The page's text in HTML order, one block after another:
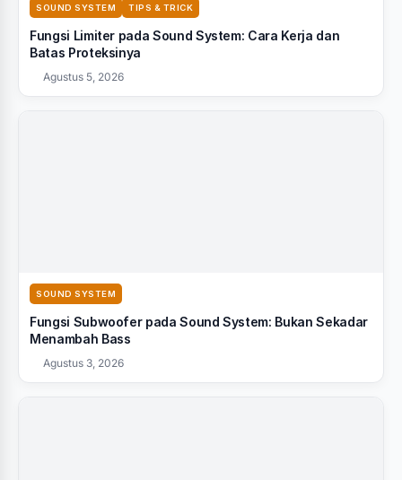
SOUND SYSTEM TIPS & TRICK
Fungsi Limiter pada Sound System: Cara Kerja dan
Batas Proteksinya
Agustus 5, 2026
SOUND SYSTEM
Fungsi Subwoofer pada Sound System: Bukan Sekadar
Menambah Bass
Agustus 3, 2026